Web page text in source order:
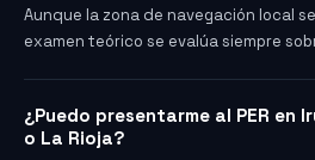
Aunque la zona de navegación local
examen teórico se evalúa siempre
¿Puedo presentarme al PER en
o La Rioja?